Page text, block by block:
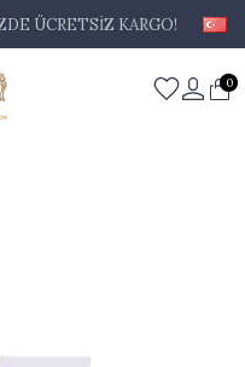
ÜCRETSİZ KARGO!
0